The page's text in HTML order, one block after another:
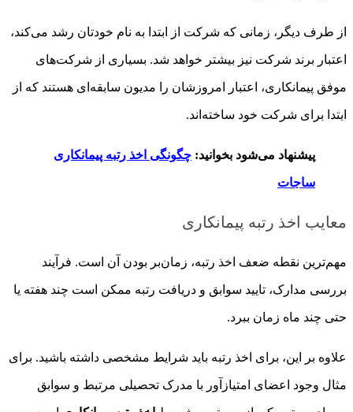
از طرف دیگر، زمانی که شرکت از ابتدا به نام خودتان رشد می‌کند،
اعتبار برند شرکت نیز بیشتر خواهد شد. بسیاری از شرکت‌های
موفق پیمانکاری، اعتبار امروزشان را مدیون سابقه‌ای هستند که از
ابتدا برای شرکت خود ساخته‌اند.
پیشنهاد می‌شود بخوانید: چگونگی اخذ رتبه پیمانکاری
ساجات
معایب اخذ رتبه پیمانکاری
مهم‌ترین نقطه ضعف اخذ رتبه، زمان‌بر بودن آن است. فرآیند
بررسی مدارک، تایید سوابق و دریافت رتبه ممکن است چند هفته یا
حتی چند ماه زمان ببرد.
علاوه بر این، برای اخذ رتبه باید شرایط مشخصی داشته باشید. برای
مثال وجود اعضای امتیازآور با مدرک تحصیلی مرتبط و سوابق